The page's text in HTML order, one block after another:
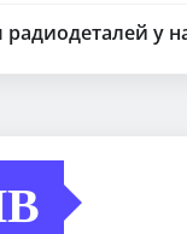
у